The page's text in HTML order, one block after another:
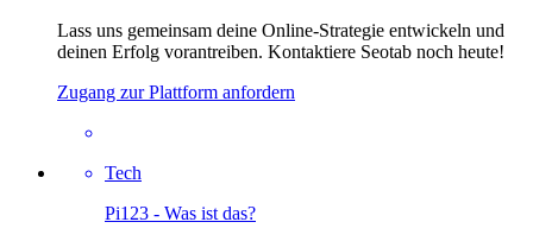
Lass uns gemeinsam deine Online-Strategie entwickeln und
deinen Erfolg vorantreiben. Kontaktiere Seotab noch heute!
Zugang zur Plattform anfordern
Tech
Pi123 - Was ist das?